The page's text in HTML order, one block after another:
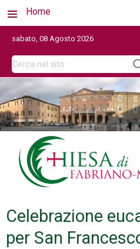
Home
sabato, 08 Agosto 2026
Celebrazione
per San